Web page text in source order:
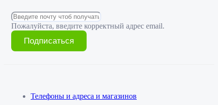
Пожалуйста, введите корректный адрес email.
Подписаться
Телефоны и адреса и магазинов